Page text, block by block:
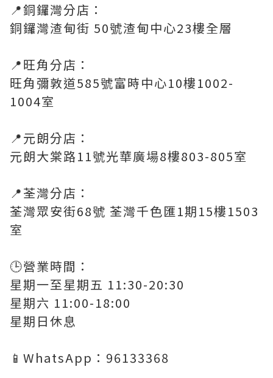
📍銅鑼灣分店：
銅鑼灣渣甸街 50號渣甸中心23樓全層
📍旺角分店：
旺角彌敦道585號富時中心10樓1002-
1004室
📍元朗分店：
元朗大棠路11號光華廣場8樓803-805室
📍荃灣分店：
荃灣眾安街68號 荃灣千色匯1期15樓1503
室
🕒營業時間：
星期一至星期五 11:30-20:30
星期六 11:00-18:00
​星期日休息
📱WhatsApp：96133368